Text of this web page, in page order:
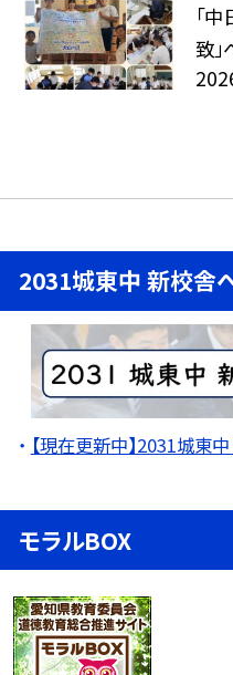
「
致
2031城東中 新校舎
【現在更新中】2031城東
モラルBOX